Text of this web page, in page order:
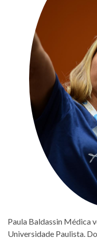
Paula Baldassin Médica
Universidade Paulista.